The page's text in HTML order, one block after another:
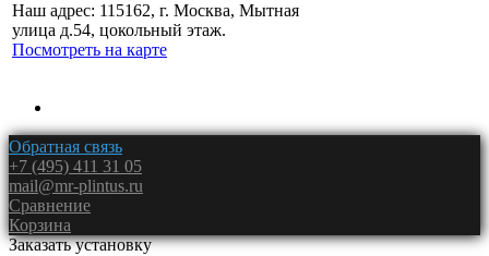
Наш адрес: 115162, г. Москва, Мытная
улица д.54, цокольный этаж.
Посмотреть на карте
Обратная связь
+7 (495) 411 31 05
mail@mr-plintus.ru
Сравнение
Корзина
Заказать установку